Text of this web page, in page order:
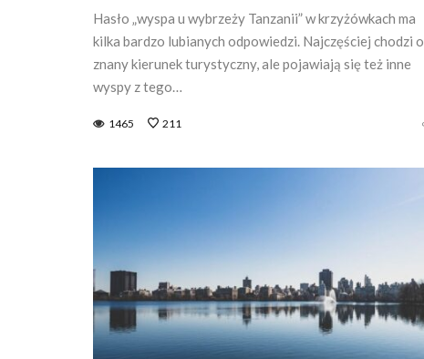
Hasło „wyspa u wybrzeży Tanzanii” w krzyżówkach ma
kilka bardzo lubianych odpowiedzi. Najczęściej chodzi o
znany kierunek turystyczny, ale pojawiają się też inne
wyspy z tego…
1465 211